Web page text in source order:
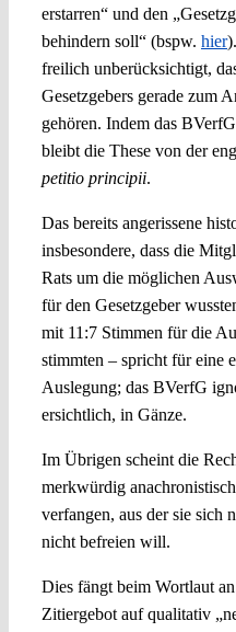
erstarren“ und den
behindern soll“ (bspw. hier
freilich unberücksichtigt,
Gesetzgebers gerade zum
gehören. Indem das
bleibt die These von der
petitio principii.
Das bereits angerissene
insbesondere, dass die
Rats um die möglichen
für den Gesetzgeber
mit 11:7 Stimmen für die
stimmten – spricht für eine
Auslegung; das BVerfG
ersichtlich, in Gänze.
Im Übrigen scheint die
merkwürdig
verfangen, aus der sie sich
nicht befreien will.
Dies fängt beim Wortlaut
Zitiergebot auf qualitativ